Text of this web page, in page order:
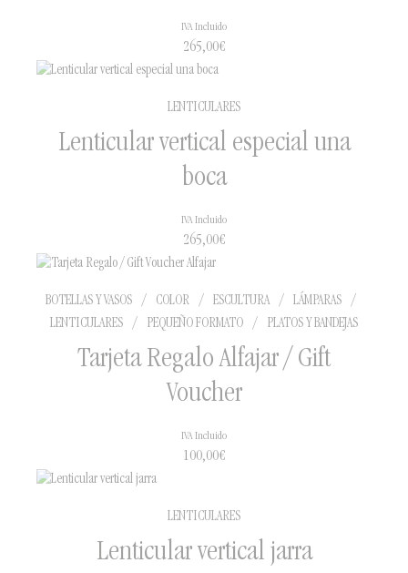
265,00€
IVA Incluido
LENTICULARES
Lenticular vertical especial una
boca
265,00€
IVA Incluido
BOTELLAS Y VASOS / COLOR / ESCULTURA / LÁMPARAS
/
LENTICULARES
/ PEQUEÑO FORMATO / PLATOS Y BANDEJAS
Tarjeta Regalo Alfajar / Gift
Voucher
100,00€
IVA Incluido
LENTICULARES
Lenticular vertical jarra